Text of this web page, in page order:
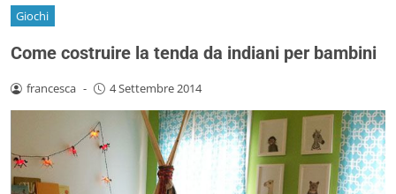
Giochi
Come costruire la tenda da indiani per bambini
francesca - 4 Settembre 2014